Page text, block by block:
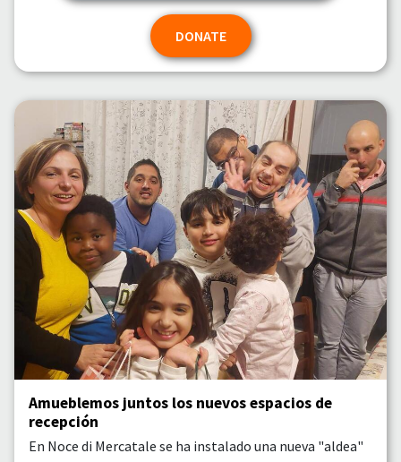
DONATE
Amueblemos juntos los nuevos espacios de
recepción
En Noce di Mercatale se ha instalado una nueva "aldea"